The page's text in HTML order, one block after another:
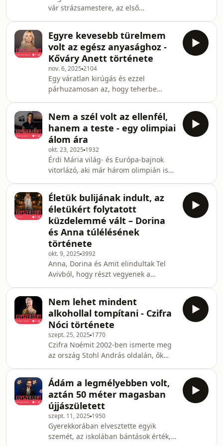
önellátóak, nem tudnak beszélni,
egyedü
vár strázsamestere, az első
tulajdonosa. Még a rendszerváltás
előtt lett "gazdag", majd a 2010-es
évek elején a gazdasági helyzet és
néhány rossznak bizonyuló döntés
következményeként szinte minden
vagyonát elveszítette. Indián és
felesége a fényűző villából előbb egy
pesti pincében, majd egy cseszne
Egyre kevesebb türelmem
volt az egész anyasághoz -
Kőváry Anett története
nov. 6, 2025 2104
Egy váratlan kirúgás és ezzel
párhuzamosan az, hogy teherbe
minden eltemetett szorongása, az el
nem gyászolt elbocsátás és a régi
életének megszűnése ezerszeresre
erősödve tört a felszínre egy hosszú,
hónapokig tartó szülés utáni
depresszió formájában. Olyannyira
mélyen volt, hogy egy idő után egy
percnyi örömöt sem látott az an
Nem a szél volt az ellenfél,
hanem a teste - egy olimpiai
álom ára
okt. 23, 2025 1932
Érdi Mária világ- és Európa-bajnok
vitorlázó, aki már három olimpián is
nyarán a párizsi játékokon azonban
nem az ellenfeleivel, hanem a saját
testével kellett megküzdenie. A
gerincsérvvel versenyző sportoló
története az elszántságról, a fájdalom
határán túli kitartásról és az
újrakezdés erejéről szól – arról,
hogyan tud valaki, aki élete csúcsán
jár, mindent elvesz
Életük bulijának indult, az
életükért folytatott
küzdelemmé vált – Dorina
és Anna túlélésének
története
okt. 9, 2025 3992
Anna, Dorina és Amit elindultak Tel
Avivból, hogy részt vegyenek a
érkezésük után nem sokkal a Hamász
nevű terrorszervezet 378 fesztiválozót
mészárolt le, és 44 túszt hurcolt
magával Gázába. Annáék élete
néhány pillanat alatt fordult ki a négy
sarkából, és változott meg örökre.
Rakéták, lövések, menekülés... A halál
árnyékában csak e
Nem lehet mindent
alkohollal tompítani - Czifra
Nóci története
szept. 25, 2025 1770
Czifra Noémit 2002-ben ismerte meg
az ország Stohl András oldalán, ők
szériáját, ami hatalmas siker lett. Nóci
két éven keresztül a csúcson volt,
interjúról interjúra, fotózásról
fotózásra, felvételről felvételre rohant,
élő adást vezetett, ám a harmadik
szériára végül nem hívták vissza.
Ekkor még nem esett kétségbe, hiszen
Ádám a legmélyebben volt,
aztán 50 méter magasban
újjászületett
szept. 11, 2025 1950
Gyerekkorában elvesztette egyik
szemét, az iskolában bántások érték,